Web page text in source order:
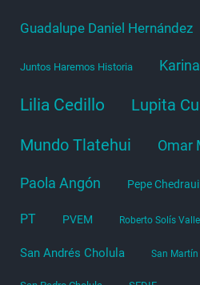
Guadalupe Daniel Hernández
Juntos Haremos Historia
Lilia Cedillo Lupita
Mundo Tlatehui Omar
Paola Angón Pepe Chedraui
PT PVEM Roberto Solís
San Andrés Cholula San Martín